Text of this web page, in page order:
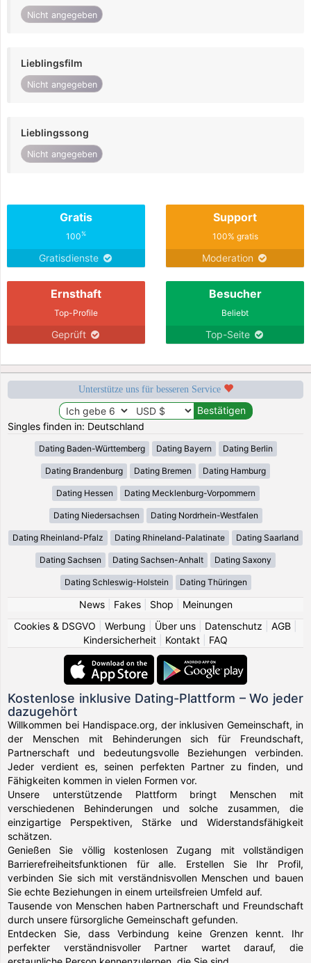
Nicht angegeben
Lieblingsfilm
Nicht angegeben
Lieblingssong
Nicht angegeben
Gratis
100%
Gratisdienste
Support
100% gratis
Moderation
Ernsthaft
Top-Profile
Geprüft
Besucher
Beliebt
Top-Seite
Unterstütze uns für besseren Service
Singles finden in: Deutschland
Dating Baden-Württemberg Dating Bayern Dating Berlin
Dating Brandenburg Dating Bremen Dating Hamburg
Dating Hessen Dating Mecklenburg-Vorpommern
Dating Niedersachsen Dating Nordrhein-Westfalen
Dating Rheinland-Pfalz Dating Rhineland-Palatinate Dating Saarland
Dating Sachsen Dating Sachsen-Anhalt Dating Saxony
Dating Schleswig-Holstein Dating Thüringen
News| Fakes| Shop
Meinungen
Cookies & DSGVO
Werbung Über uns Datenschutz AGB
Kindersicherheit
Kontakt FAQ
Kostenlose inklusive Dating-Plattform – Wo jeder
dazugehört
Willkommen bei Handispace.org, der inklusiven Gemeinschaft, in
der Menschen mit Behinderungen sich für Freundschaft,
Partnerschaft und bedeutungsvolle Beziehungen verbinden.
Jeder verdient es, seinen perfekten Partner zu finden, und
Fähigkeiten kommen in vielen Formen vor.
Unsere unterstützende Plattform bringt Menschen mit
verschiedenen Behinderungen und solche zusammen, die
einzigartige Perspektiven, Stärke und Widerstandsfähigkeit
schätzen.
Genießen Sie völlig kostenlosen Zugang mit vollständigen
Barrierefreiheitsfunktionen für alle. Erstellen Sie Ihr Profil,
verbinden Sie sich mit verständnisvollen Menschen und bauen
Sie echte Beziehungen in einem urteilsfreien Umfeld auf.
Tausende von Menschen haben Partnerschaft und Freundschaft
durch unsere fürsorgliche Gemeinschaft gefunden.
Entdecken Sie, dass Verbindung keine Grenzen kennt. Ihr
perfekter verständnisvoller Partner wartet darauf, die